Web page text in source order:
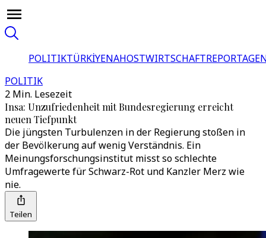
POLITIKTÜRKİYENAHOSTWIRTSCHAFT
POLITIK
2 Min. Lesezeit
Insa: Unzufriedenheit mit Bundesregierung erreicht
neuen Tiefpunkt
Die jüngsten Turbulenzen in der Regierung stoßen in
der Bevölkerung auf wenig Verständnis. Ein
Meinungsforschungsinstitut misst so schlechte
Umfragewerte für Schwarz-Rot und Kanzler Merz wie
nie.
Teilen